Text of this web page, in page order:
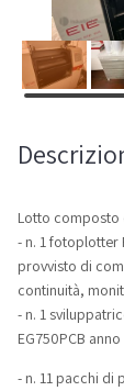
Lotto composto
- n. 1 fotoplotter
provvisto di
continuità,
- n. 1
EG750PCB
- n. 11 pacchi di